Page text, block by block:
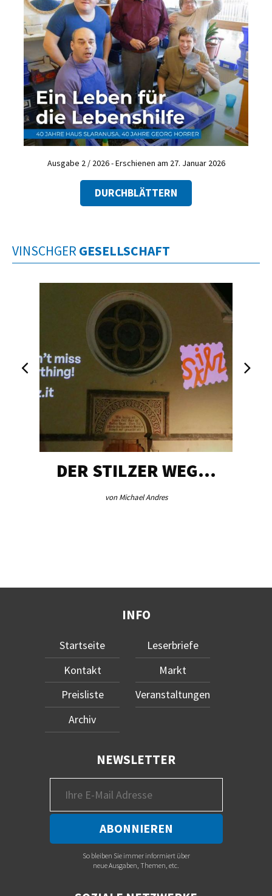
Ausgabe 2 / 2026 - Erschienen am 27. Januar 2026
DURCHBLÄTTERN
VINSCHGER GESELLSCHAFT
DER STILZER WEG…
von Michael Andres
INFO
Startseite
Kontakt
Preisliste
Archiv
Leserbriefe
Markt
Veranstaltungen
NEWSLETTER
So bleiben Sie immer informiert über
neue Ausgaben, Themen, etc.